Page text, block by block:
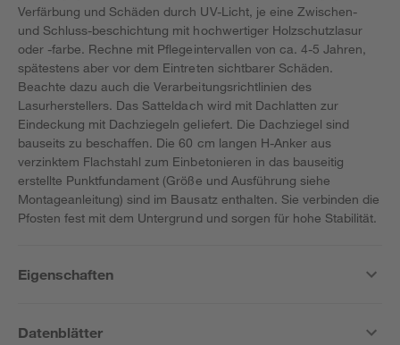
Verfärbung und Schäden durch UV-Licht, je eine Zwischen-
und Schluss-beschichtung mit hochwertiger Holzschutzlasur
oder -farbe. Rechne mit Pflegeintervallen von ca. 4-5 Jahren,
spätestens aber vor dem Eintreten sichtbarer Schäden.
Beachte dazu auch die Verarbeitungsrichtlinien des
Lasurherstellers. Das Satteldach wird mit Dachlatten zur
Eindeckung mit Dachziegeln geliefert. Die Dachziegel sind
bauseits zu beschaffen. Die 60 cm langen H-Anker aus
verzinktem Flachstahl zum Einbetonieren in das bauseitig
erstellte Punktfundament (Größe und Ausführung siehe
Montageanleitung) sind im Bausatz enthalten. Sie verbinden die
Pfosten fest mit dem Untergrund und sorgen für hohe Stabilität.
Eigenschaften
Datenblätter